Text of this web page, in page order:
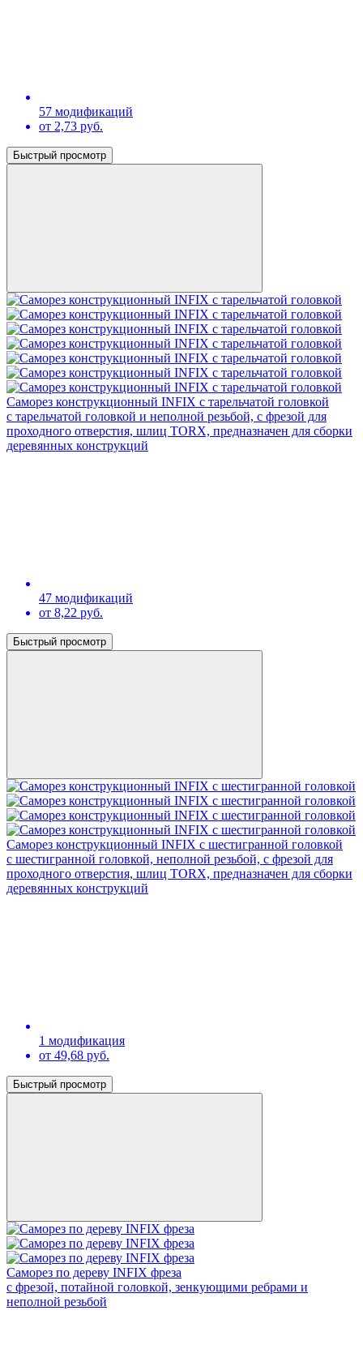
57 модификаций
от 2,73 руб.
Быстрый просмотр
Саморез конструкционный INFIX с тарельчатой головкой
c тарельчатой головкой и неполной резьбой, с фрезой для
проходного отверстия, шлиц TORX, предназначен для сборки
деревянных конструкций
47 модификаций
от 8,22 руб.
Быстрый просмотр
Саморез конструкционный INFIX с шестигранной головкой
с шестигранной головкой, неполной резьбой, с фрезой для
проходного отверстия, шлиц TORX, предназначен для сборки
деревянных конструкций
1 модификация
от 49,68 руб.
Быстрый просмотр
Саморез по дереву INFIX фреза
с фрезой, потайной головкой, зенкующими ребрами и
неполной резьбой